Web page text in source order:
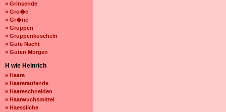
» Grinsende
» Gro�e
» Gr�ne
» Gruppen
» Gruppenkuscheln
» Gute Nacht
» Guten Morgen
H wie Heinrich
» Haare
» Haareraufende
» Haareschneiden
» Haarwuchsmittel
» Haessliche